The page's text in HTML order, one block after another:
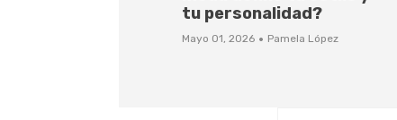
tu personalidad?
Mayo 01, 2026 · Pamela López